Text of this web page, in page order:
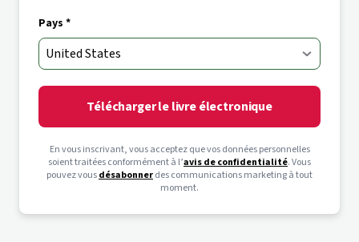
Pays *
Télécharger le livre électronique
En vous inscrivant, vous acceptez que vos données personnelles
soient traitées conformément à l’avis de confidentialité. Vous
pouvez vousdésabonnerdes communications marketing à tout
moment.